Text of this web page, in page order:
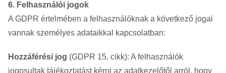
6. Felhasználói jogok
A GDPR értelmében a felhasználóknak a következő jogai
vannak személyes adataikkal kapcsolatban:
Hozzáférési jog (GDPR 15. cikk): A felhasználók
jogosultak tájékoztatást kérni az adatkezelőtől arról, hogy